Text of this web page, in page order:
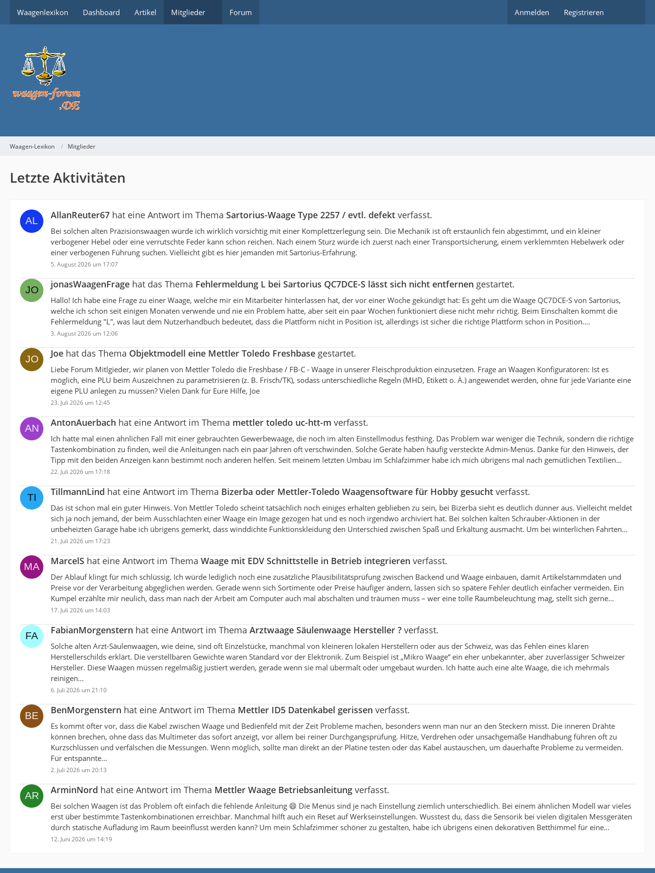
Waagenlexikon Dashboard Artikel Mitglieder Forum Anmelden Registrieren
Waagen-Lexikon Mitglieder
Letzte Aktivitäten
AllanReuter67 hat eine Antwort im Thema Sartorius-Waage Type 2257 / evtl. defekt verfasst.
Bei solchen alten Präzisionswaagen würde ich wirklich vorsichtig mit einer Komplettzerlegung sein. Die Mechanik ist oft erstaunlich fein abgestimmt, und ein kleiner
verbogener Hebel oder eine verrutschte Feder kann schon reichen. Nach einem Sturz würde ich zuerst nach einer Transportsicherung, einem verklemmten Hebelwerk oder
einer verbogenen Führung suchen. Vielleicht gibt es hier jemanden mit Sartorius-Erfahrung.
5. August 2026 um 17:07
jonasWaagenFrage hat das Thema Fehlermeldung L bei Sartorius QC7DCE-S lässt sich nicht entfernen gestartet.
Hallo! Ich habe eine Frage zu einer Waage, welche mir ein Mitarbeiter hinterlassen hat, der vor einer Woche gekündigt hat: Es geht um die Waage QC7DCE-S von Sartorius,
welche ich schon seit einigen Monaten verwende und nie ein Problem hatte, aber seit ein paar Wochen funktioniert diese nicht mehr richtig. Beim Einschalten kommt die
Fehlermeldung "L", was laut dem Nutzerhandbuch bedeutet, dass die Plattform nicht in Position ist, allerdings ist sicher die richtige Plattform schon in Position.…
3. August 2026 um 12:06
Joe hat das Thema Objektmodell eine Mettler Toledo Freshbase gestartet.
Liebe Forum Mitlgieder, wir planen von Mettler Toledo die Freshbase / FB-C - Waage in unserer Fleischproduktion einzusetzen. Frage an Waagen Konfiguratoren: Ist es
möglich, eine PLU beim Auszeichnen zu parametrisieren (z. B. Frisch/TK), sodass unterschiedliche Regeln (MHD, Etikett o. Ä.) angewendet werden, ohne für jede Variante eine
eigene PLU anlegen zu müssen? Vielen Dank für Eure Hilfe, Joe
23. Juli 2026 um 12:45
AntonAuerbach hat eine Antwort im Thema mettler toledo uc-htt-m verfasst.
Ich hatte mal einen ähnlichen Fall mit einer gebrauchten Gewerbewaage, die noch im alten Einstellmodus festhing. Das Problem war weniger die Technik, sondern die richtige
Tastenkombination zu finden, weil die Anleitungen nach ein paar Jahren oft verschwinden. Solche Geräte haben häufig versteckte Admin-Menüs. Danke für den Hinweis, der
Tipp mit den beiden Anzeigen kann bestimmt noch anderen helfen. Seit meinem letzten Umbau im Schlafzimmer habe ich mich übrigens mal nach gemütlichen Textilien…
22. Juli 2026 um 17:18
TillmannLind hat eine Antwort im Thema Bizerba oder Mettler-Toledo Waagensoftware für Hobby gesucht verfasst.
Das ist schon mal ein guter Hinweis. Von Mettler Toledo scheint tatsächlich noch einiges erhalten geblieben zu sein, bei Bizerba sieht es deutlich dünner aus. Vielleicht meldet
sich ja noch jemand, der beim Ausschlachten einer Waage ein Image gezogen hat und es noch irgendwo archiviert hat. Bei solchen kalten Schrauber-Aktionen in der
unbeheizten Garage habe ich übrigens gemerkt, dass winddichte Funktionskleidung den Unterschied zwischen Spaß und Erkältung ausmacht. Um bei winterlichen Fahrten…
21. Juli 2026 um 17:23
MarcelS hat eine Antwort im Thema Waage mit EDV Schnittstelle in Betrieb integrieren verfasst.
Der Ablauf klingt für mich schlüssig. Ich würde lediglich noch eine zusätzliche Plausibilitätsprüfung zwischen Backend und Waage einbauen, damit Artikelstammdaten und
Preise vor der Verarbeitung abgeglichen werden. Gerade wenn sich Sortimente oder Preise häufiger ändern, lassen sich so spätere Fehler deutlich einfacher vermeiden. Ein
Kumpel erzählte mir neulich, dass man nach der Arbeit am Computer auch mal abschalten und träumen muss – wer eine tolle Raumbeleuchtung mag, stellt sich gerne…
17. Juli 2026 um 14:03
FabianMorgenstern hat eine Antwort im Thema Arztwaage Säulenwaage Hersteller ? verfasst.
Solche alten Arzt-Säulenwaagen, wie deine, sind oft Einzelstücke, manchmal von kleineren lokalen Herstellern oder aus der Schweiz, was das Fehlen eines klaren
Herstellerschilds erklärt. Die verstellbaren Gewichte waren Standard vor der Elektronik. Zum Beispiel ist „Mikro Waage“ ein eher unbekannter, aber zuverlässiger Schweizer
Hersteller. Diese Waagen müssen regelmäßig justiert werden, gerade wenn sie mal übermalt oder umgebaut wurden. Ich hatte auch eine alte Waage, die ich mehrmals
reinigen…
6. Juli 2026 um 21:10
BenMorgenstern hat eine Antwort im Thema Mettler ID5 Datenkabel gerissen verfasst.
Es kommt öfter vor, dass die Kabel zwischen Waage und Bedienfeld mit der Zeit Probleme machen, besonders wenn man nur an den Steckern misst. Die inneren Drähte
können brechen, ohne dass das Multimeter das sofort anzeigt, vor allem bei reiner Durchgangsprüfung. Hitze, Verdrehen oder unsachgemäße Handhabung führen oft zu
Kurzschlüssen und verfälschen die Messungen. Wenn möglich, sollte man direkt an der Platine testen oder das Kabel austauschen, um dauerhafte Probleme zu vermeiden.
Für entspannte…
2. Juli 2026 um 20:13
ArminNord hat eine Antwort im Thema Mettler Waage Betriebsanleitung verfasst.
Bei solchen Waagen ist das Problem oft einfach die fehlende Anleitung 😄 Die Menüs sind je nach Einstellung ziemlich unterschiedlich. Bei einem ähnlichen Modell war vieles
erst über bestimmte Tastenkombinationen erreichbar. Manchmal hilft auch ein Reset auf Werkseinstellungen. Wusstest du, dass die Sensorik bei vielen digitalen Messgeräten
durch statische Aufladung im Raum beeinflusst werden kann? Um mein Schlafzimmer schöner zu gestalten, habe ich übrigens einen dekorativen Betthimmel für eine…
12. Juni 2026 um 14:19